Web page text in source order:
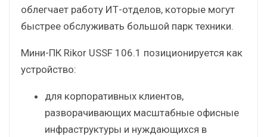
облегчает работу ИТ-отделов, которые могут
быстрее обслуживать большой парк техники.
Мини-ПК Rikor USSF 106.1 позиционируется как
устройство:
для корпоративных клиентов,
разворачивающих масштабные офисные
инфраструктуры и нуждающихся в